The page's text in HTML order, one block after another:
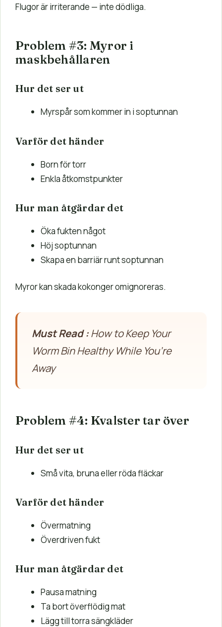
Flugor är irriterande — inte dödliga.
Problem #3: Myror i
maskbehållaren
Hur det ser ut
Myrspår som kommer in i soptunnan
Varför det händer
Born för torr
Enkla åtkomstpunkter
Hur man åtgärdar det
Öka fukten något
Höj soptunnan
Skapa en barriär runt soptunnan
Myror kan skada kokonger omignoreras.
Must Read :How to Keep Your
Worm Bin Healthy While You’re
Away
Problem #4: Kvalster tar över
Hur det ser ut
Små vita, bruna eller röda fläckar
Varför det händer
Övermatning
Överdriven fukt
Hur man åtgärdar det
Pausa matning
Ta bort överflödig mat
Lägg till torra sängkläder